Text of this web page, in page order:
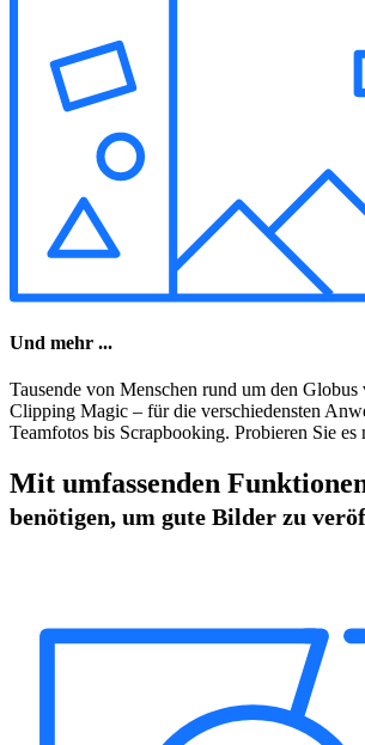
Und mehr ...
Tausende von Menschen rund um den Globus
Clipping Magic – für die verschiedensten
Teamfotos bis Scrapbooking. Probieren Sie es
Mit umfassenden
benötigen, um gute Bilder zu